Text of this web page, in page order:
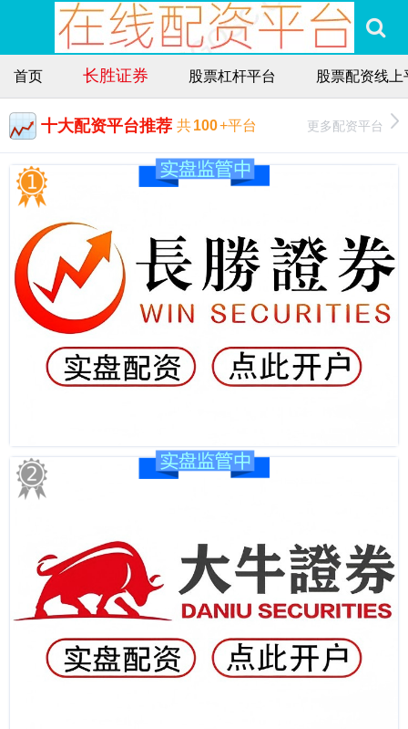
首页 长胜证券 股票杠杆平台 股票配资线上
十大配资平台推荐 共100+平台 更多配资平台